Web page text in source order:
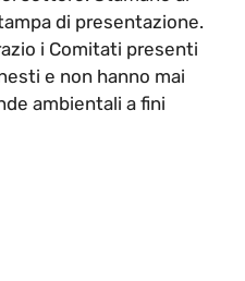
di presentazione.
i Comitati presenti
e non hanno mai
ambientali a fini